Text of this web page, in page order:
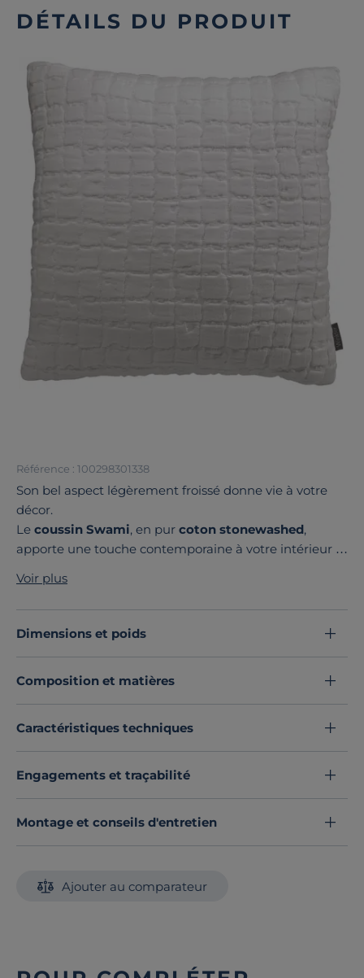
DÉTAILS DU PRODUIT
Référence : 100298301338
Son bel aspect légèrement froissé donne vie à votre
décor.
Le coussin Swami, en pur coton stonewashed,
apporte une touche contemporaine à votre intérieur :
Doux et agréable au toucher grâce à sa
100% coton, il est idéal pour passer des moments de
détente et sublimer à coup sur la déco de votre salon.
Voir plus
Dimensions et poids
Composition et matières
Caractéristiques techniques
Engagements et traçabilité
Montage et conseils d'entretien
Ajouter au comparateur